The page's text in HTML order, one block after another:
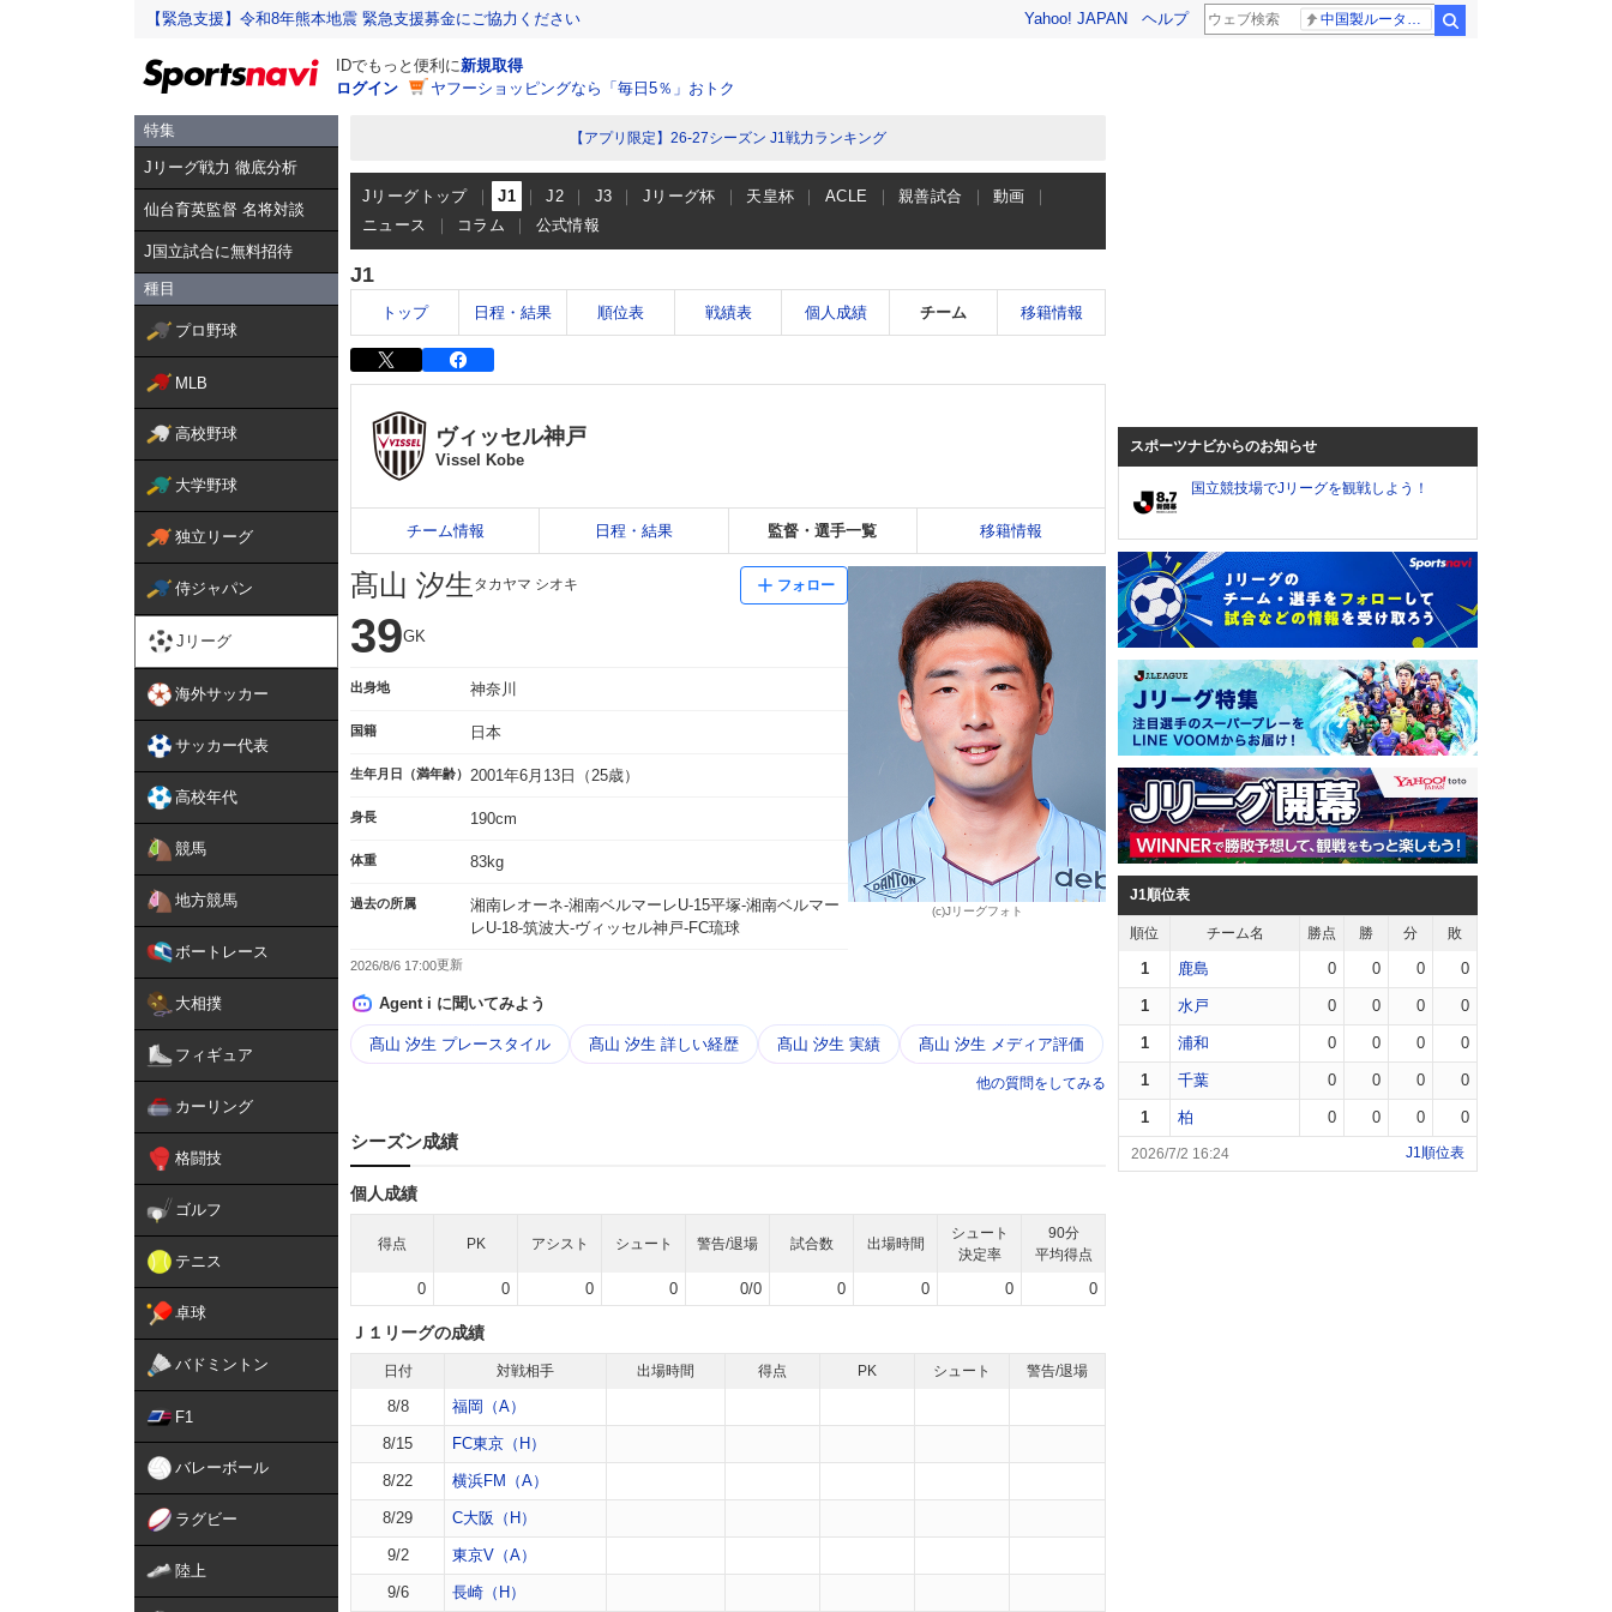
【緊急支援】令和8年熊本地震 緊急支援募金にご協力ください Yahoo! JAPAN ヘルプ
IDでもっと便利に新規取得
ログイン
ヤフーショッピングなら「毎日5％」おトク
特集
Jリーグ戦力 徹底分析
仙台育英監督 名将対談
J国立試合に無料招待
種目
プロ野球
MLB
高校野球
大学野球
独立リーグ
侍ジャパン
Jリーグ
海外サッカー
サッカー代表
高校年代
競馬
地方競馬
ボートレース
大相撲
フィギュア
カーリング
格闘技
ゴルフ
テニス
卓球
バドミントン
F1
バレーボール
ラグビー
陸上
【アプリ限定】26-27シーズン J1戦力ランキング
Jリーグトップ J1 J2 J3 Jリーグ杯 天皇杯 ACLE 親善試合
動画
ニュース
コラム 公式情報
J1
トップ 日程・結果 順位表 戦績表 個人成績 チーム 移籍情報
ヴィッセル神戸
Vissel Kobe
チーム情報 日程・結果 監督・選手一覧 移籍情報
髙山 汐生 タカヤマ シオキ フォロー
39GK
出身地 神奈川
国籍 日本
生年月日（満年齢） 2001年6月13日（25歳）
身長 190cm
体重 83kg
過去の所属
湘南レオーネ-湘南ベルマーレU-15平塚-湘南ベルマー
レU-18-筑波大-ヴィッセル神戸-FC琉球
(c)Jリーグフォト
2026/8/6 17:00
Agent i に聞いてみよう
髙山 汐生 プレースタイル 髙山 汐生 詳しい経歴 髙山 汐生 実績 髙山 汐生 メディア評価
他の質問をしてみる
シーズン成績
個人成績
得点 PK アシスト シュート 警告/退場 試合数 出場時間
シュート
決定率
90分
平均得点
0 0 0 0 0/0 0 0 0 0
Ｊ１リーグの成績
日付 対戦相手 出場時間 得点 PK シュート 警告/退場
8/8 福岡（A）
8/15 FC東京（H）
8/22 横浜FM（A）
8/29 C大阪（H）
9/2 東京V（A）
9/6 長崎（H）
スポーツナビからのお知らせ
国立競技場でJリーグを観戦しよう！
J1順位表
順位 チーム名 勝点 勝 分 敗
1 鹿島 0 0 0 0
1 水戸 0 0 0 0
1 浦和 0 0 0 0
1 千葉 0 0 0 0
1 柏 0 0 0 0
2026/7/2 16:24 J1順位表